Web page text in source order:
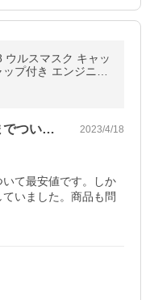
ウルスマスク キャッ
プ付き エンジニア
リキッドサンプルとキャップまでついて最… 2023/4/18
て最安値です。しか
いました。商品も問